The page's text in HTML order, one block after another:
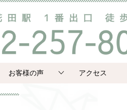
お客様の声 アクセス